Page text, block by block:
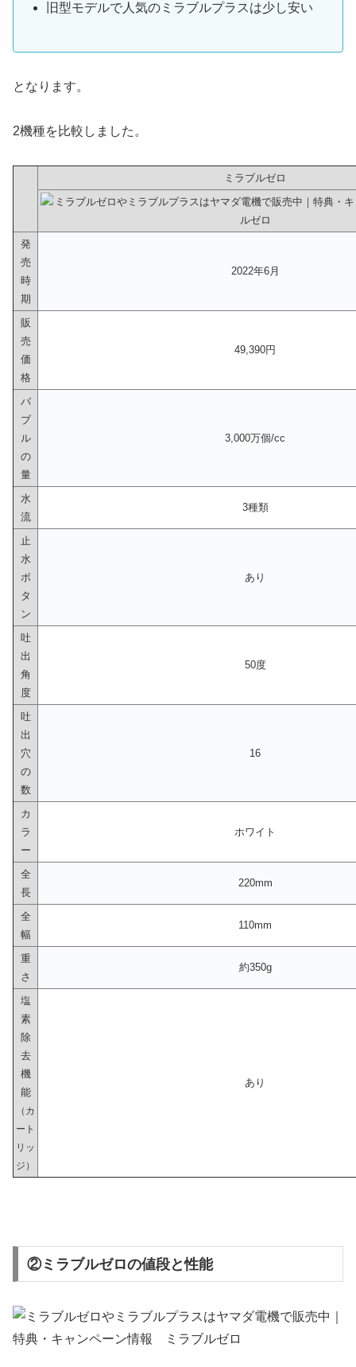
旧型モデルで人気のミラブルプラスは少し安い
となります。
2機種を比較しました。
ミラブルゼロ
発
売
時
期
2022年6月
販
売
価
格
49,390円
バ
ブ
ル
の
量
3,000万個/cc
水
流
3種類
止
水
ボ
タ
ン
あり
吐
出
角
度
50度
吐
出
穴
の
数
16
カ
ラ
ー
ホワイト
全
長
220mm
全
幅
110mm
重
さ
約350g
塩
素
除
去
機
能
（カ
ート
リッ
ジ）
あり
②ミラブルゼロの値段と性能